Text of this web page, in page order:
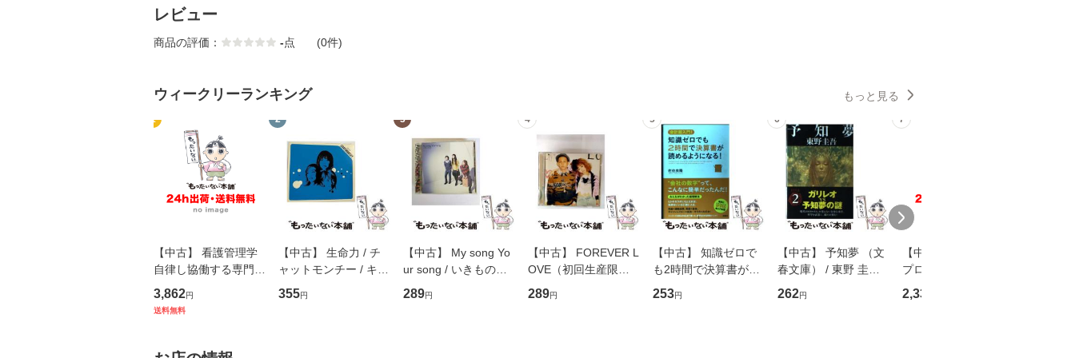
レビュー
商品の評価： -点 (0件)
ウィークリーランキング もっと見る
1
【中古】 看護管理学
自律し協働する専門職
の看護マネジメントス
キル 改訂第3版 (看護
堂 [単行
3,862円
送料無料
2
【中古】 生命力 / チ
ャットモンチー / キュ
ーンレコード [CD]
【メール便送料無料】
355円
3
【中古】 My song Yo
ur song / いきものが
かり / [CD]【メール便
送料無料】
289円
4
【中古】 FOREVER L
OVE（初回生産限定
盤） / 清水翔太×加藤
ミリヤ / [CD]【メール
289円
5
【中古】 知識ゼロで
も2時間で決算書が読
めるようになる！ 会
計超入門！ / 佐伯 良
253円
6
【中古】 予知夢 （文
春文庫） / 東野 圭吾 /
文藝春秋 [文庫]【メー
ル便送料無料】
262円
7
【中古】 野ブタ。を
プロデュース [DVD-B
OX] / バップ [DVD]
【メール便送料無料】
2,335